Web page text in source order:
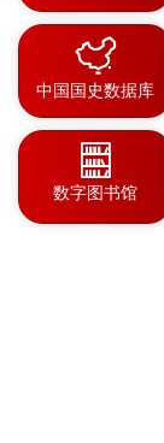
中国国史数据库
数字图书馆